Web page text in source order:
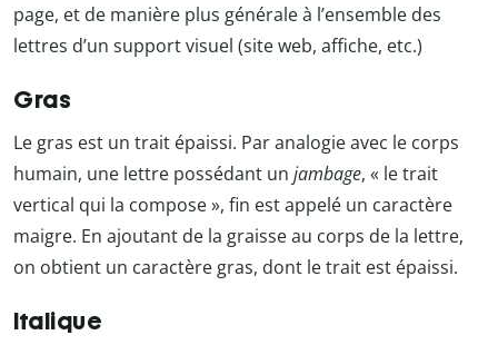
page, et de manière plus générale à l’ensemble des
lettres d’un support visuel (site web, affiche, etc.)
Gras
Le gras est un trait épaissi. Par analogie avec le corps
humain, une lettre possédant un jambage, « le trait
vertical qui la compose », fin est appelé un caractère
maigre. En ajoutant de la graisse au corps de la lettre,
on obtient un caractère gras, dont le trait est épaissi.
Italique